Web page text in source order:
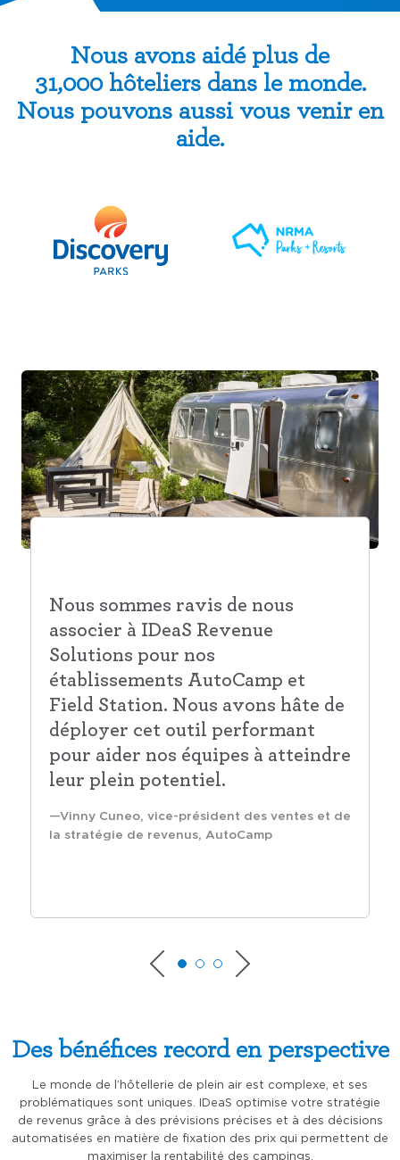
Nous avons aidé plus de
31,000 hôteliers dans le monde.
Nous pouvons aussi vous venir en
aide.
Nous sommes ravis de nous
associer à IDeaS Revenue
Solutions pour nos
établissements AutoCamp et
Field Station. Nous avons hâte de
déployer cet outil performant
pour aider nos équipes à atteindre
leur plein potentiel.
Vinny Cuneo, vice-président des ventes et de
la stratégie de revenus, AutoCamp
Des bénéfices record en perspective
Le monde de l’hôtellerie de plein air est complexe, et ses
problématiques sont uniques. IDeaS optimise votre stratégie
de revenus grâce à des prévisions précises et à des décisions
automatisées en matière de fixation des prix qui permettent de
maximiser la rentabilité des campings.